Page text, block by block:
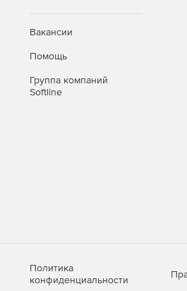
Вакансии
Помощь
Группа компаний
Softline
Политика
конфиденциальности